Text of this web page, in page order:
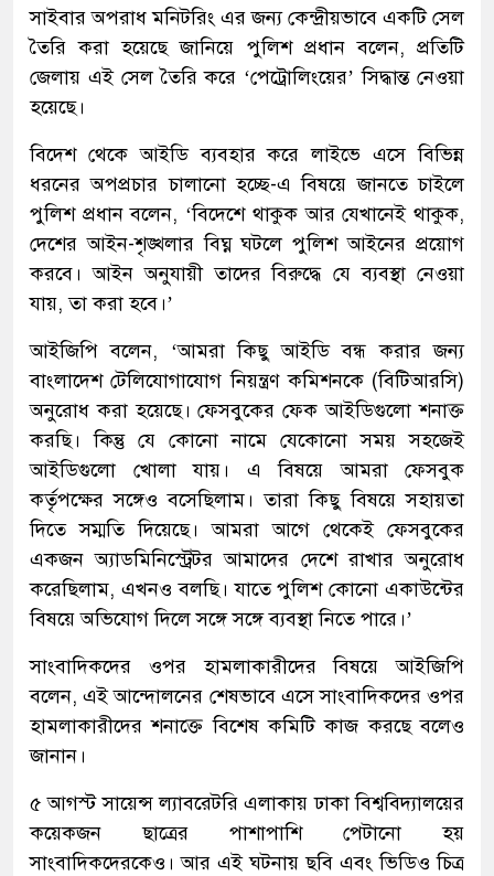
সাইবার অপরাধ মনিটরিং এর জন্য কেন্দ্রীয়ভাবে একটি সেল
তৈরি করা হয়েছে জানিয়ে পুলিশ প্রধান বলেন, প্রতিটি
জেলায় এই সেল তৈরি করে ‘পেট্রোলিংয়ের’ সিদ্ধান্ত নেওয়া
হয়েছে।
বিদেশ থেকে আইডি ব্যবহার করে লাইভে এসে বিভিন্ন
ধরনের অপপ্রচার চালানো হচ্ছে-এ বিষয়ে জানতে চাইলে
পুলিশ প্রধান বলেন, ‘বিদেশে থাকুক আর যেখানেই থাকুক,
দেশের আইন-শৃঙ্খলার বিঘ্ন ঘটলে পুলিশ আইনের প্রয়োগ
করবে। আইন অনুযায়ী তাদের বিরুদ্ধে যে ব্যবস্থা নেওয়া
যায়, তা করা হবে।’
আইজিপি বলেন, ‘আমরা কিছু আইডি বন্ধ করার জন্য
বাংলাদেশ টেলিযোগাযোগ নিয়ন্ত্রণ কমিশনকে (বিটিআরসি)
অনুরোধ করা হয়েছে। ফেসবুকের ফেক আইডিগুলো শনাক্ত
করছি। কিন্তু যে কোনো নামে যেকোনো সময় সহজেই
আইডিগুলো খোলা যায়। এ বিষয়ে আমরা ফেসবুক
কর্তৃপক্ষের সঙ্গেও বসেছিলাম। তারা কিছু বিষয়ে সহায়তা
দিতে সম্মতি দিয়েছে। আমরা আগে থেকেই ফেসবুকের
একজন অ্যাডমিনিস্ট্রেটর আমাদের দেশে রাখার অনুরোধ
করেছিলাম, এখনও বলছি। যাতে পুলিশ কোনো একাউন্টের
বিষয়ে অভিযোগ দিলে সঙ্গে সঙ্গে ব্যবস্থা নিতে পারে।’
সাংবাদিকদের ওপর হামলাকারীদের বিষয়ে আইজিপি
বলেন, এই আন্দোলনের শেষভাবে এসে সাংবাদিকদের ওপর
হামলাকারীদের শনাক্তে বিশেষ কমিটি কাজ করছে বলেও
জানান।
৫ আগস্ট সায়েন্স ল্যাবরেটরি এলাকায় ঢাকা বিশ্ববিদ্যালয়ের
কয়েকজন ছাত্রের পাশাপাশি পেটানো হয়
সাংবাদিকদেরকেও। আর এই ঘটনায় ছবি এবং ভিডিও চিত্র